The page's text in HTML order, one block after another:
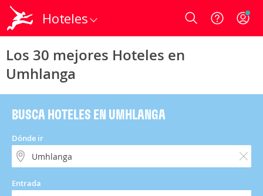
Hoteles Login
Los 30 mejores Hoteles en
Umhlanga
BUSCA HOTELES EN UMHLANGA
Dónde ir
Entrada